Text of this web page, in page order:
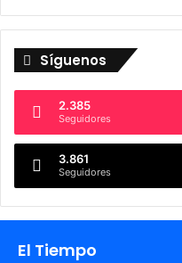
Síguenos
2.385
Seguidores
3.861
Seguidores
El Tiempo